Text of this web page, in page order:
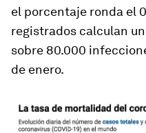
el porcentaje ronda el
registrados calculan
sobre 80.000
de enero.